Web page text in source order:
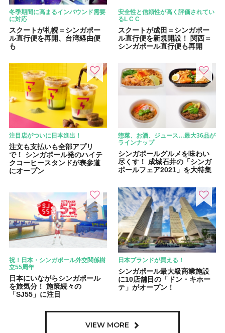
冬季期間に高まるインバウンド需要
に対応
スクートが札幌＝シンガポー
ル直行便を再開、台湾経由便
も
安全性と信頼性が高く評価されてい
るL C C
スクートが成田＝シンガポー
ル直行便を新規開設！ 関西＝
シンガポール直行便も再開
注目店がついに日本進出！
注文も支払いも全部アプリ
で！ シンガポール発のハイテ
クコーヒースタンドが表参道
にオープン
惣菜、お酒、ジュース…最大36品が
ラインナップ
シンガポールグルメを味わい
尽くす！ 成城石井の「シンガ
ポールフェア2021」を大特集
祝！日本・シンガポール外交関係樹
立55周年
日本にいながらシンガポール
を旅気分！ 施策続々の
「SJ55」に注目
日本ブランドが買える！
シンガポール最大級商業施設
に10店舗目の「ドン・キホー
テ」がオープン！
VIEW MORE